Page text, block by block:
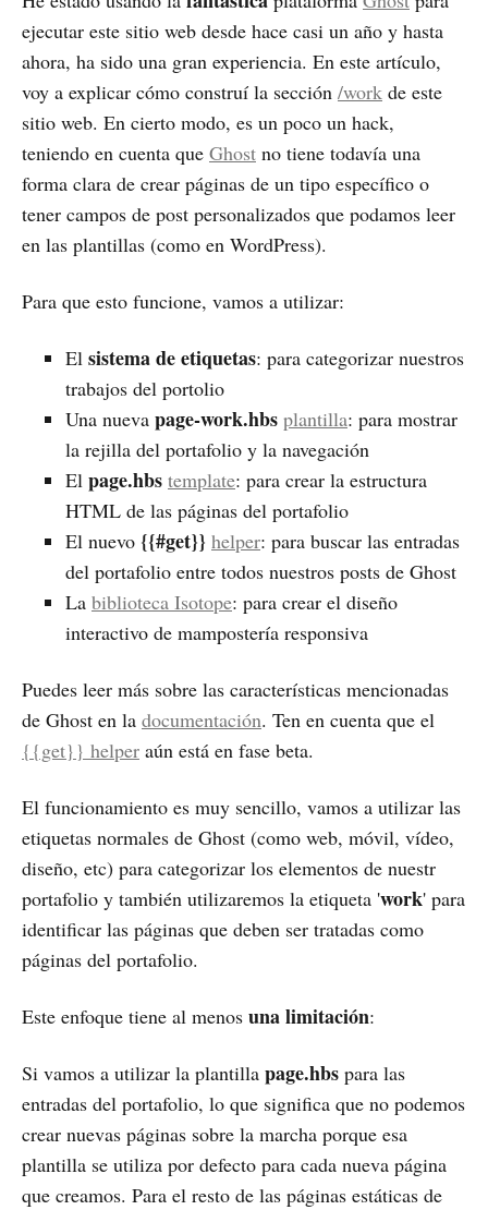
ejecutar este sitio web desde hace casi un año y hasta
ahora, ha sido una gran experiencia. En este artículo,
voy a explicar cómo construí la sección /work de este
sitio web. En cierto modo, es un poco un hack,
teniendo en cuenta que Ghost no tiene todavía una
forma clara de crear páginas de un tipo específico o
tener campos de post personalizados que podamos leer
en las plantillas (como en WordPress).
Para que esto funcione, vamos a utilizar:
El sistema de etiquetas: para categorizar nuestros
trabajos del portolio
Una nueva page-work.hbs plantilla: para mostrar
la rejilla del portafolio y la navegación
El page.hbs template: para crear la estructura
HTML de las páginas del portafolio
El nuevo {{#get}} helper: para buscar las entradas
del portafolio entre todos nuestros posts de Ghost
La biblioteca Isotope: para crear el diseño
interactivo de mampostería responsiva
Puedes leer más sobre las características mencionadas
de Ghost en la documentación. Ten en cuenta que el
{{get}} helper aún está en fase beta.
El funcionamiento es muy sencillo, vamos a utilizar las
etiquetas normales de Ghost (como web, móvil, vídeo,
diseño, etc) para categorizar los elementos de nuestr
portafolio y también utilizaremos la etiqueta 'work' para
identificar las páginas que deben ser tratadas como
páginas del portafolio.
Este enfoque tiene al menos una limitación:
Si vamos a utilizar la plantilla page.hbs para las
entradas del portafolio, lo que significa que no podemos
crear nuevas páginas sobre la marcha porque esa
plantilla se utiliza por defecto para cada nueva página
que creamos. Para el resto de las páginas estáticas de